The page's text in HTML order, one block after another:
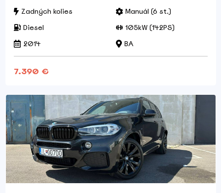
Zadných kolies
Manuál (6 st.)
Diesel
105kW (142PS)
2014
BA
7.390 €